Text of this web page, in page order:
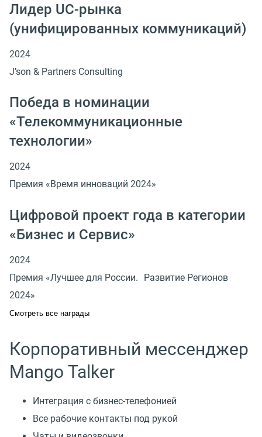
Лидер UC-рынка
(унифицированных коммуникаций)
2024
J’son & Partners Consulting
Победа в номинации
«Телекоммуникационные
технологии»
2024
Премия «Время инноваций 2024»
Цифровой проект года в категории
«Бизнес и Сервис»
2024
Премия «Лучшее для России. Развитие Регионов
2024»
Смотреть все награды
Корпоративный мессенджер
Mango Talker
Интеграция с бизнес-телефонией
Все рабочие контакты под рукой